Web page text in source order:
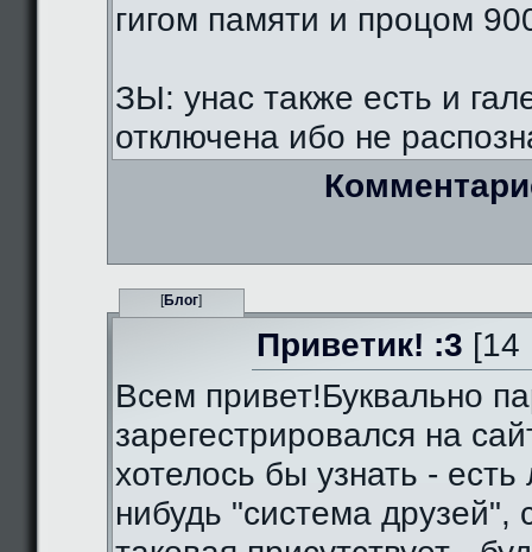
гигом памяти и процом
ЗЫ: унас также есть и
отключена ибо не
[Блог]
Приветик! :3 [14
Всем привет!Буквально
зарегестрировался на
хотелось бы узнать - есть
нибудь "система друзей",